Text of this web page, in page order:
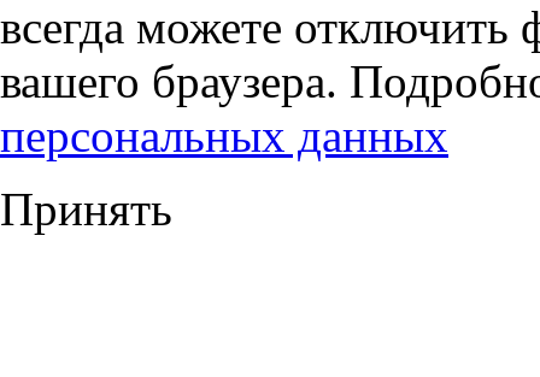
всегда можете отключить
вашего браузера.
персональных данных
Принять